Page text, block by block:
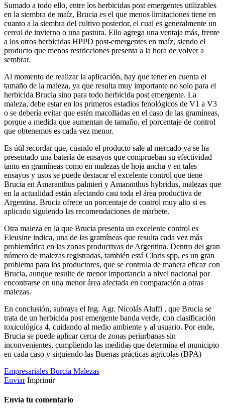
Sumado a todo ello, entre los herbicidas post emergentes utilizables
en la siembra de maíz, Brucia es el que menos limitaciones tiene en
cuanto a la siembra del cultivo posterior, el cual es generalmente un
cereal de invierno o una pastura. Ello agrega una ventaja más, frente
a los otros herbicidas HPPD post-emergentes en maíz, siendo el
producto que menos restricciones presenta a la hora de volver a
sembrar.
Al momento de realizar la aplicación, hay que tener en cuenta el
tamaño de la maleza, ya que resulta muy importante no solo para el
herbicida Brucia sino para todo herbicida post emergente. La
maleza, debe estar en los primeros estadios fenológicos de V1 a V3
o se debería evitar que estén macolladas en el caso de las gramíneas,
porque a medida que aumentan de tamaño, el porcentaje de control
que obtenemos es cada vez menor.
Es útil recordar que, cuando el producto sale al mercado ya se ha
presentado una batería de ensayos que comprueban su efectividad
tanto en gramíneas como en malezas de hoja ancha y en tales
ensayos y usos se puede destacar el excelente control que tiene
Brucia en Amaranthus palmieri y Amaranthus hybridus, malezas que
en la actualidad están afectando casi toda el área productiva de
Argentina. Brucia ofrece un porcentaje de control muy alto si es
aplicado siguiendo las recomendaciones de marbete.
Otra maleza en la que Brucia presenta un excelente control es
Eleusine indica, una de las gramíneas que resulta cada vez más
problemática en las zonas productivas de Argentina. Dentro del gran
número de malezas registradas, también está Cloris spp, es un gran
problema para los productores, que se controla de manera eficaz con
Brucia, aunque resulte de menor importancia a nivel nacional por
encontrarse en una menor área afectada en comparación a otras
malezas.
En conclusión, subraya el Ing. Agr. Nicolás Aluffi , que Brucia se
trata de un herbicida post emergente banda verde, con clasificación
toxicológica 4, cuidando al medio ambiente y al usuario. Por ende,
Brucia se puede aplicar cerca de zonas periurbanas sin
inconvenientes, cumpliendo las medidas que determina el municipio
en cada caso y siguiendo las Buenas prácticas agrícolas (BPA)
Empresariales Burcia Malezas
Enviar Imprimir
Envía tu comentario